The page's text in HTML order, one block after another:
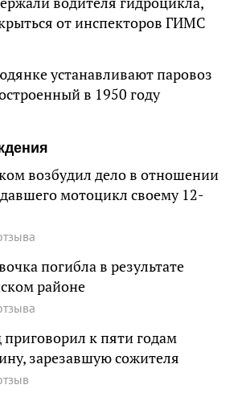
от инспекторов ГИМС
устанавливают паровоз
в 1950 году
возбудил дело в отношении
мотоцикл своему 12-
погибла в результате
районе
к пяти годам
зарезавшую сожителя